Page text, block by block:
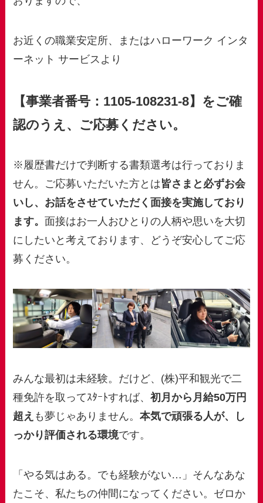
お近くの職業安定所、またはハローワーク インタ
ーネット サービスより
【事業者番号：1105-108231-8】をご確
認のうえ、ご応募ください。
※履歴書だけで判断する書類選考は行っておりま
せん。ご応募いただいた方とは皆さまと必ずお会
いし、お話をさせていただく面接を実施しており
ます。面接はお一人おひとりの人柄や思いを大切
にしたいと考えております、どうぞ安心してご応
募ください。
みんな最初は未経験。だけど、(株)平和観光で二
種免許を取ってｽﾀｰﾄすれば、初月から月給50万円
超え も夢じゃありません。本気で頑張る人が、し
っかり評価される環境です。
「やる気はある。でも経験がない…」そんなあな
たこそ、私たちの仲間になってください。ゼロか